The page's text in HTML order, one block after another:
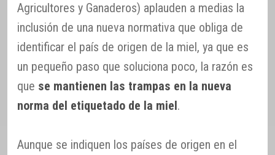
Agricultores y Ganaderos) aplauden a medias la
inclusión de una nueva normativa que obliga de
identificar el país de origen de la miel, ya que es
un pequeño paso que soluciona poco, la razón es
que se mantienen las trampas en la nueva
norma del etiquetado de la miel .
Aunque se indiquen los países de origen en el